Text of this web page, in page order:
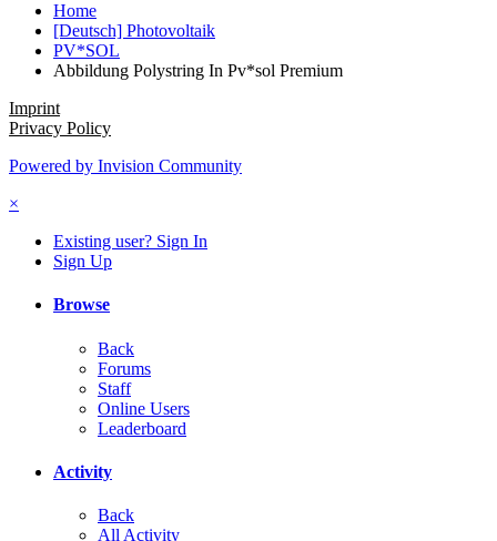
Home
[Deutsch] Photovoltaik
PV*SOL
Abbildung Polystring In Pv*sol Premium
Imprint
Privacy Policy
Powered by Invision Community
×
Existing user? Sign In
Sign Up
Browse
Back
Forums
Staff
Online Users
Leaderboard
Activity
Back
All Activity